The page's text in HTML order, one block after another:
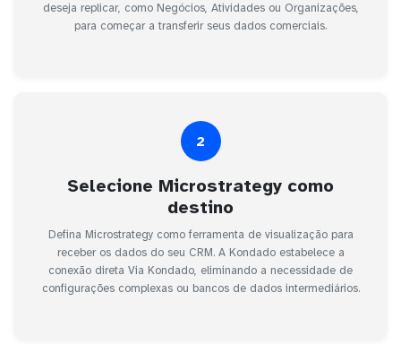
deseja replicar, como Negócios, Atividades ou Organizações,
para começar a transferir seus dados comerciais.
2
Selecione Microstrategy como
destino
Defina Microstrategy como ferramenta de visualização para
receber os dados do seu CRM. A Kondado estabelece a
conexão direta Via Kondado, eliminando a necessidade de
configurações complexas ou bancos de dados intermediários.